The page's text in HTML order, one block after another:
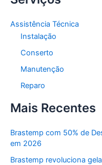
Assistência Técnica
Instalação
Conserto
Manutenção
Reparo
Mais Recentes
Brastemp com 50% de
em 2026
Brastemp revoluciona